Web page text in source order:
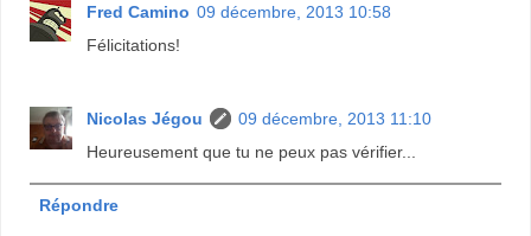
Fred Camino 09 décembre, 2013 10:58
Félicitations!
Nicolas Jégou
09 décembre, 2013 11:10
Heureusement que tu ne peux pas vérifier...
Répondre